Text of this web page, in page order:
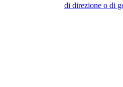
di direzione o di